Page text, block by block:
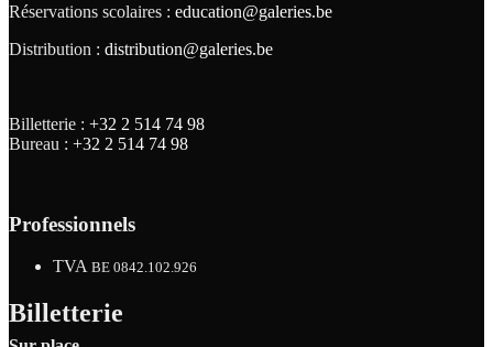
Réservations scolaires : education@galeries.be
Distribution : distribution@galeries.be
Billetterie : +32 2 514 74 98
Bureau : +32 2 514 74 98
Professionnels
TVA BE 0842.102.926
Billetterie